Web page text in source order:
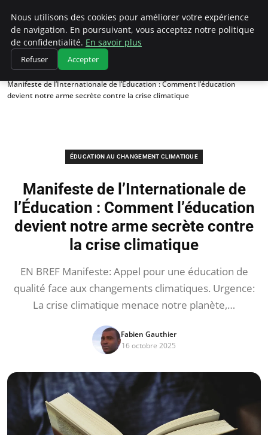
Climatedebtagents
Accueil
Éducation au changement climatique
Manifeste de l’Internationale de l’Éducation : Comment l’éducation
devient notre arme secrète contre la crise climatique
ÉDUCATION AU CHANGEMENT CLIMATIQUE
Manifeste de l’Internationale de
l’Éducation : Comment l’éducation
devient notre arme secrète contre
la crise climatique
EN BREF Manifeste: Appel pour une éducation de
qualité face aux changements climatiques. Urgence:
La crise climatique menace notre planète,…
Fabien Gauthier
16 octobre 2025
Nous utilisons des cookies pour améliorer votre expérience
de navigation. En poursuivant, vous acceptez notre politique
de confidentialité. En savoir plus
Refuser Accepter